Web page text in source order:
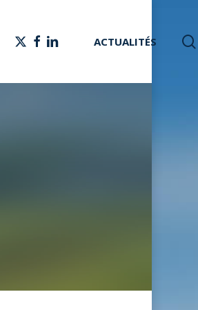
ACTUALITÉS
X-
TWITTER
FACEBOOK
LINKEDIN